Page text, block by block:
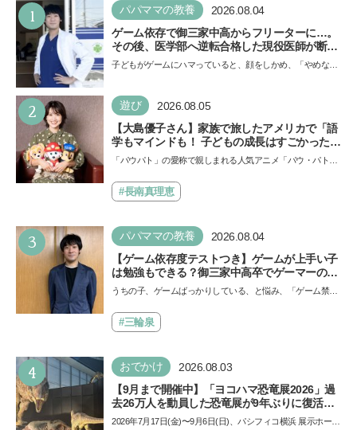
1 パパママの教養 2026.08.04
ゲーム依存で御三家中高からフリーターに…。
その後、医学部へ逆転合格した現役医師が断言
「ゲームの経験が受験勉強に役立った」そう考
子どもがゲームにハマっていると、顔をしかめ、「やめなさ
い…
2 遊び 2026.08.05
【大島優子さん】家族で旅したアメリカで「語
学もマインドも！ 子どもの成長はすごかった」
声優をつとめた映画『パウ・パトロール ザ・ダ
できると子どもに知ってほしい
「パウパト」の愛称で親しまれる人気アニメ「パウ・パトロ
ザ…#長南真理恵
3 パパママの教養 2026.08.04
【ゲーム依存度テストつき】ゲームが上手い子
は勉強もできる？御三家中高卒でゲーマーの医
師・阿部智史さんが教えるゲームしながら受験
うちの子、ゲームばっかりしている、と悩み、「ゲーム禁
も…#三輪泉
4 おでかけ 2026.08.03
【9月まで開催中】「ヨコハマ恐竜展2026」過
去26万人を動員した恐竜展が9年ぶりに復活！
夏休みのおでかけで楽しむポイントを完全ガイ
2026年7月17日(金)〜9月6日(日)、パシフィコ横浜 展示ホール